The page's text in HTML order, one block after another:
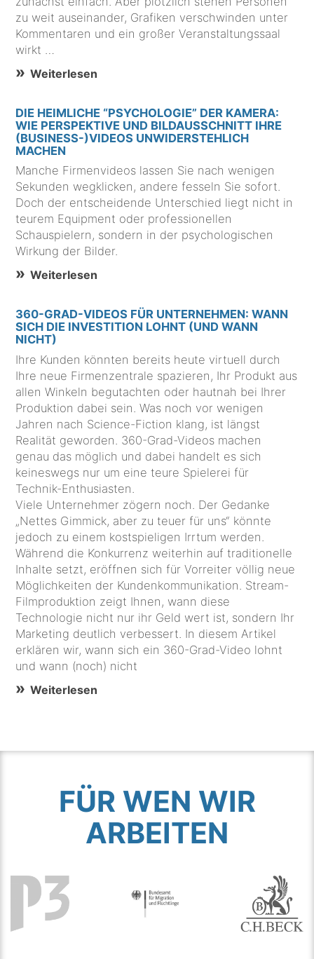
zu weit auseinander, Grafiken verschwinden unter
Kommentaren und ein großer Veranstaltungssaal
wirkt …
Weiterlesen
DIE HEIMLICHE “PSYCHOLOGIE” DER KAMERA:
WIE PERSPEKTIVE UND BILDAUSSCHNITT IHRE
(BUSINESS-)VIDEOS UNWIDERSTEHLICH
MACHEN
Manche Firmenvideos lassen Sie nach wenigen
Sekunden wegklicken, andere fesseln Sie sofort.
Doch der entscheidende Unterschied liegt nicht in
teurem Equipment oder professionellen
Schauspielern, sondern in der psychologischen
Wirkung der Bilder.
Weiterlesen
360-GRAD-VIDEOS FÜR UNTERNEHMEN: WANN
SICH DIE INVESTITION LOHNT (UND WANN
NICHT)
Ihre Kunden könnten bereits heute virtuell durch
Ihre neue Firmenzentrale spazieren, Ihr Produkt aus
allen Winkeln begutachten oder hautnah bei Ihrer
Produktion dabei sein. Was noch vor wenigen
Jahren nach Science-Fiction klang, ist längst
Realität geworden. 360-Grad-Videos machen
genau das möglich und dabei handelt es sich
keineswegs nur um eine teure Spielerei für
Technik-Enthusiasten.
Viele Unternehmer zögern noch. Der Gedanke
„Nettes Gimmick, aber zu teuer für uns“ könnte
jedoch zu einem kostspieligen Irrtum werden.
Während die Konkurrenz weiterhin auf traditionelle
Inhalte setzt, eröffnen sich für Vorreiter völlig neue
Möglichkeiten der Kundenkommunikation. Stream-
Filmproduktion zeigt Ihnen, wann diese
Technologie nicht nur ihr Geld wert ist, sondern Ihr
Marketing deutlich verbessert. In diesem Artikel
erklären wir, wann sich ein 360-Grad-Video lohnt
und wann (noch) nicht
Weiterlesen
FÜR WEN WIR
ARBEITEN